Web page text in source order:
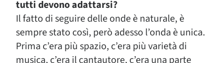
tutti devono adattarsi?
Il fatto di seguire delle onde è naturale, è
sempre stato così, però adesso l’onda è unica.
Prima c’era più spazio, c’era più varietà di
musica, c’era il cantautore, c’era una parte